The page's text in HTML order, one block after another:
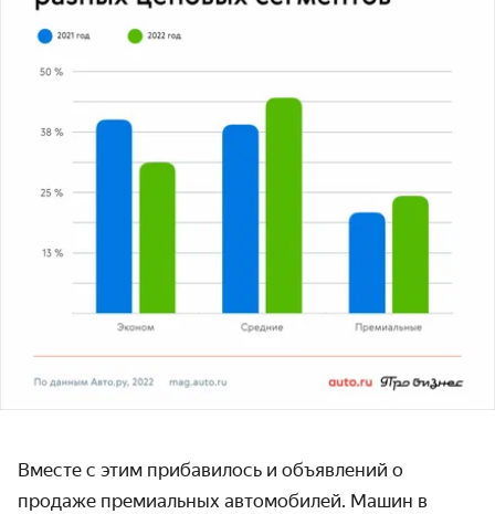
Вместе с этим прибавилось и объявлений о
продаже премиальных автомобилей. Машин в